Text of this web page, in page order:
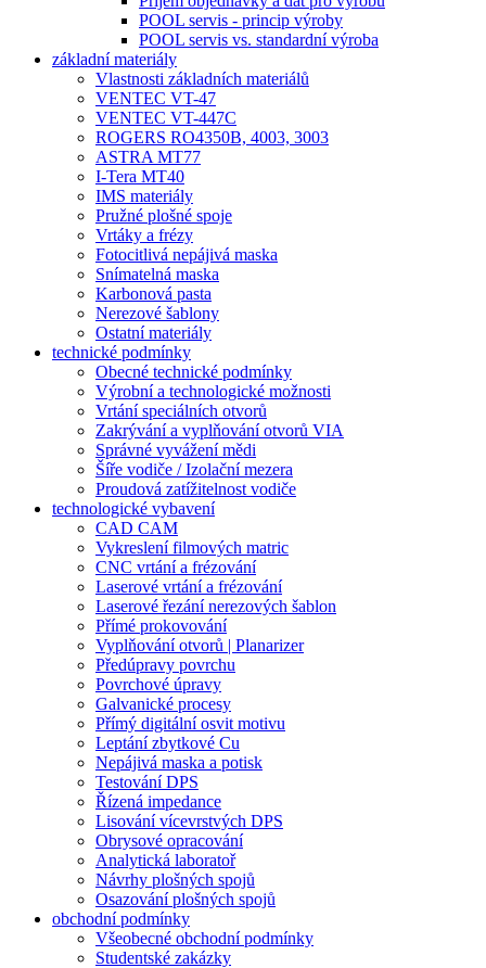
POOL servis - princip výroby
POOL servis vs. standardní výroba
základní materiály
Vlastnosti základních materiálů
VENTEC VT-47
VENTEC VT-447C
ROGERS RO4350B, 4003, 3003
ASTRA MT77
I-Tera MT40
IMS materiály
Pružné plošné spoje
Vrtáky a frézy
Fotocitlivá nepájivá maska
Snímatelná maska
Karbonová pasta
Nerezové šablony
Ostatní materiály
technické podmínky
Obecné technické podmínky
Výrobní a technologické možnosti
Vrtání speciálních otvorů
Zakrývání a vyplňování otvorů VIA
Správné vyvážení mědi
Šíře vodiče / Izolační mezera
Proudová zatížitelnost vodiče
technologické vybavení
CAD CAM
Vykreslení filmových matric
CNC vrtání a frézování
Laserové vrtání a frézování
Laserové řezání nerezových šablon
Přímé prokovování
Vyplňování otvorů | Planarizer
Předúpravy povrchu
Povrchové úpravy
Galvanické procesy
Přímý digitální osvit motivu
Leptání zbytkové Cu
Nepájivá maska a potisk
Testování DPS
Řízená impedance
Lisování vícevrstvých DPS
Obrysové opracování
Analytická laboratoř
Návrhy plošných spojů
Osazování plošných spojů
obchodní podmínky
Všeobecné obchodní podmínky
Studentské zakázky